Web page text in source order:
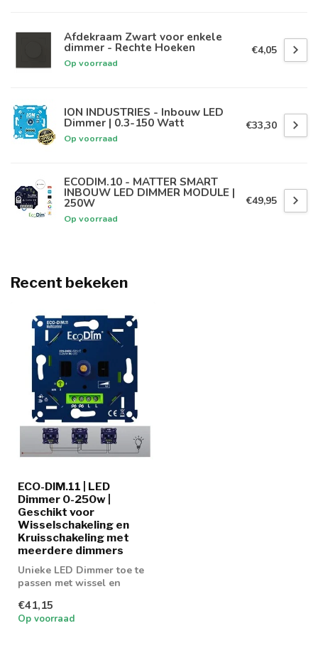
Afdekraam Zwart voor enkele
dimmer - Rechte Hoeken
Op voorraad
€4,05
ION INDUSTRIES - Inbouw LED
Dimmer | 0.3-150 Watt
Op voorraad
€33,30
ECODIM.10 - MATTER SMART
INBOUW LED DIMMER MODULE |
250W
Op voorraad
€49,95
Recent bekeken
ECO-DIM.11 | LED
Dimmer 0-250w |
Geschikt voor
Wisselschakeling en
Kruisschakeling met
meerdere dimmers
Unieke LED Dimmer toe te
passen met wissel en
€41,15
Op voorraad